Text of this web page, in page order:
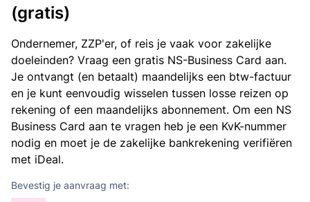
(gratis)
Ondernemer, ZZP'er, of reis je vaak voor zakelijke
doeleinden? Vraag een gratis NS-Business Card aan.
Je ontvangt (en betaalt) maandelijks een btw-factuur
en je kunt eenvoudig wisselen tussen losse reizen op
rekening of een maandelijks abonnement. Om een NS
Business Card aan te vragen heb je een KvK-nummer
nodig en moet je de zakelijke bankrekening verifiëren
met iDeal.
Bevestig je aanvraag met: